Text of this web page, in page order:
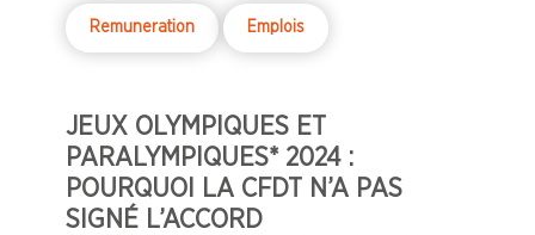
Remuneration Emplois
JEUX OLYMPIQUES ET
PARALYMPIQUES* 2024 :
POURQUOI LA CFDT N’A PAS
SIGNÉ L’ACCORD